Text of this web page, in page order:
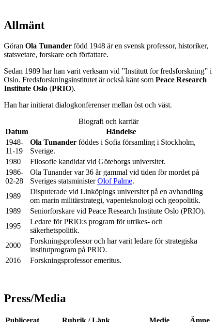
Allmänt
Göran Ola Tunander född 1948 är en svensk professor, historiker,
statsvetare, forskare och författare.
Sedan 1989 har han varit verksam vid ”Institutt for fredsforskning” i
Oslo. Fredsforskningsinstitutet är också känt som Peace Research
Institute Oslo (PRIO).
Han har initierat dialogkonferenser mellan öst och väst.
Biografi och karriär
Datum
Händelse
1948-
11-19
Ola Tunander föddes i Sofia församling i Stockholm,
Sverige.
1980
Filosofie kandidat vid Göteborgs universitet.
1986-
02-28
Ola Tunander var 36 år gammal vid tiden för mordet på
Sveriges statsministerOlof Palme.
1989
Disputerade vid Linköpings universitet på en avhandling
om marin militärstrategi, vapenteknologi och geopolitik.
1989
Seniorforskare vid Peace Research Institute Oslo (PRIO).
1995
Ledare för PRIO:s program för utrikes- och
säkerhetspolitik.
2000
Forskningsprofessor och har varit ledare för strategiska
institutprogram på PRIO.
2016
Forskningsprofessor emeritus.
Press/Media